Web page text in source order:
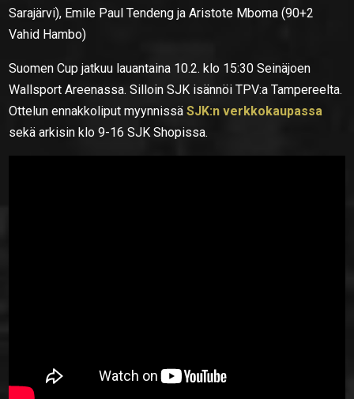
Sarajärvi), Emile Paul Tendeng ja Aristote Mboma (90+2
Vahid Hambo)
Suomen Cup jatkuu lauantaina 10.2. klo 15:30 Seinäjoen
Wallsport Areenassa. Silloin SJK isännöi TPV:a Tampereelta.
Ottelun ennakkoliput myynnissäSJK:n verkkokaupassa
sekä arkisin klo 9-16 SJK Shopissa.